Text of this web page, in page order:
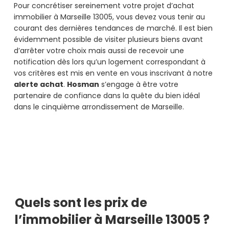
Pour concrétiser sereinement votre projet d’achat
immobilier à Marseille 13005, vous devez vous tenir au
courant des dernières tendances de marché. Il est bien
évidemment possible de visiter plusieurs biens avant
d’arrêter votre choix mais aussi de recevoir une
notification dès lors qu’un logement correspondant à
vos critères est mis en vente en vous inscrivant à notre
alerte achat. Hosman s’engage à être votre
partenaire de confiance dans la quête du bien idéal
dans le cinquième arrondissement de Marseille.
Quels sont les prix de
l’immobilier à Marseille 13005 ?